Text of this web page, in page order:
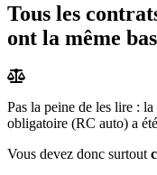
Tous les
ont la même
Pas la peine de les lire :
obligatoire (RC auto) a été
Vous devez donc surtout